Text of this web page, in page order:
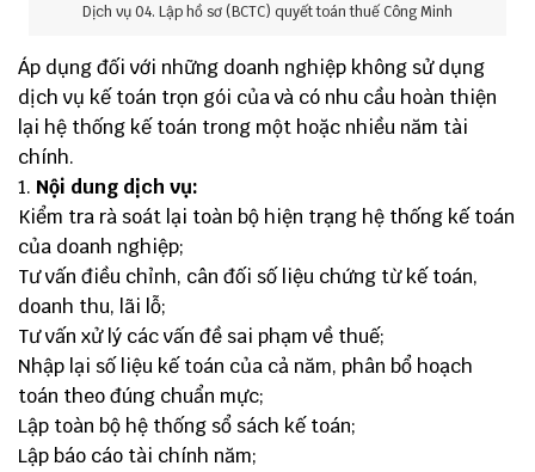
Dịch vụ 04. Lập hồ sơ (BCTC) quyết toán thuế Công Minh
Áp dụng đối với những doanh nghiệp không sử dụng
dịch vụ kế toán trọn gói của và có nhu cầu hoàn thiện
lại hệ thống kế toán trong một hoặc nhiều năm tài
chính.
Nội dung dịch vụ:
Kiểm tra rà soát lại toàn bộ hiện trạng hệ thống kế toán
của doanh nghiệp;
Tư vấn điều chỉnh, cân đối số liệu chứng từ kế toán,
doanh thu, lãi lỗ;
Tư vấn xử lý các vấn đề sai phạm về thuế;
Nhập lại số liệu kế toán của cả năm, phân bổ hoạch
toán theo đúng chuẩn mực;
Lập toàn bộ hệ thống sổ sách kế toán;
Lập báo cáo tài chính năm;